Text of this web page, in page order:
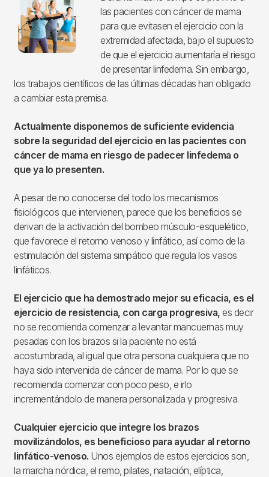
las pacientes con cáncer de mama
para que evitasen el ejercicio con la
extremidad afectada, bajo el supuesto
de que el ejercicio aumentaría el riesgo
de presentar linfedema. Sin embargo,
los trabajos científicos de las últimas décadas han obligado
a cambiar esta premisa.
Actualmente disponemos de suficiente evidencia
sobre la seguridad del ejercicio en las pacientes con
cáncer de mama en riesgo de padecer linfedema o
que ya lo presenten.
A pesar de no conocerse del todo los mecanismos
fisiológicos que intervienen, parece que los beneficios se
derivan de la activación del bombeo músculo-esquelético,
que favorece el retorno venoso y linfático, así como de la
estimulación del sistema simpático que regula los vasos
linfáticos.
El ejercicio que ha demostrado mejor su eficacia, es el
ejercicio de resistencia, con carga progresiva, es decir
no se recomienda comenzar a levantar mancuernas muy
pesadas con los brazos si la paciente no está
acostumbrada, al igual que otra persona cualquiera que no
haya sido intervenida de cáncer de mama. Por lo que se
recomienda comenzar con poco peso, e irlo
incrementándolo de manera personalizada y progresiva.
Cualquier ejercicio que integre los brazos
movilizándolos, es beneficioso para ayudar al retorno
linfático-venoso. Unos ejemplos de estos ejercicios son,
la marcha nórdica, el remo, pilates, natación, elíptica,